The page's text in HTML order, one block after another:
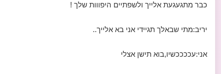
כבר מתגעגעת אלייך ולשפתיים היפווות שלך !
יריב:מתי שבאלך תגיידי אני בא אלייך..
אני:עככככשיו,בוא תישן אצלי